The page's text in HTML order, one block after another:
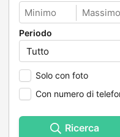
Periodo
Solo con foto
Con numero di
Ricerca